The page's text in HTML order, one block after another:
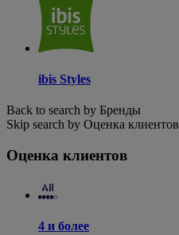
ibis Styles
Back to search by Бренды
Skip search by Оценка клиентов
Оценка клиентов
4 и более